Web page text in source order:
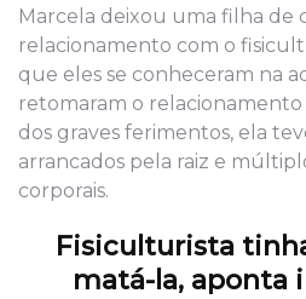
Marcela deixou uma filha de
relacionamento com o
que eles se conheceram na
retomaram o
dos graves ferimentos, ela
arrancados pela raiz e
corporais.
Fisiculturista
matá-la, aponta